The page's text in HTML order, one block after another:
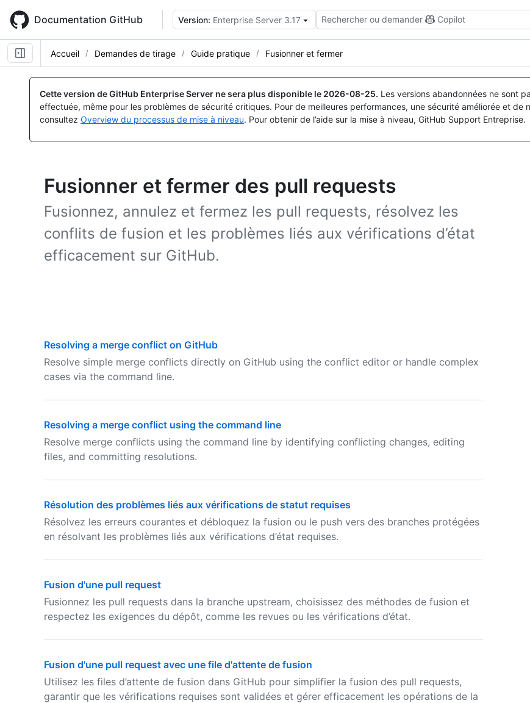
main
content
Documentation GitHub Version: Enterprise Server 3.17 Rechercher ou demander Copilot
Accueil Demandes de tirage Guide pratique Fusionner et fermer
Cette version de GitHub Enterprise Server ne sera plus disponible le 2026-08-25. Les versions abandonnées ne sont
effectuée, même pour les problèmes de sécurité critiques. Pour de meilleures performances, une sécurité améliorée et de
consultez Overview du processus de mise à niveau. Pour obtenir de l’aide sur la mise à niveau, GitHub Support Entreprise.
Fusionner et fermer des pull requests
Fusionnez, annulez et fermez les pull requests, résolvez les
conflits de fusion et les problèmes liés aux vérifications d’état
efficacement sur GitHub.
Resolving a merge conflict on GitHub
Resolve simple merge conflicts directly on GitHub using the conflict editor or handle complex
cases via the command line.
Resolving a merge conflict using the command line
Resolve merge conflicts using the command line by identifying conflicting changes, editing
files, and committing resolutions.
Résolution des problèmes liés aux vérifications de statut requises
Résolvez les erreurs courantes et débloquez la fusion ou le push vers des branches protégées
en résolvant les problèmes liés aux vérifications d’état requises.
Fusion d'une pull request
Fusionnez les pull requests dans la branche upstream, choisissez des méthodes de fusion et
respectez les exigences du dépôt, comme les revues ou les vérifications d’état.
Fusion d'une pull request avec une file d'attente de fusion
Utilisez les files d’attente de fusion dans GitHub pour simplifier la fusion des pull requests,
garantir que les vérifications requises sont validées et gérer efficacement les opérations de la